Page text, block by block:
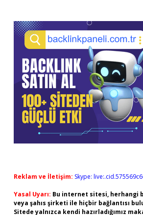
Reklam ve İletişim: Skype:
Yasal Uyarı: Bu internet sitesi, herhangi
veya şahıs şirketi ile hiçbir bağlantısı
Sitede yalnızca kendi hazırladığımız